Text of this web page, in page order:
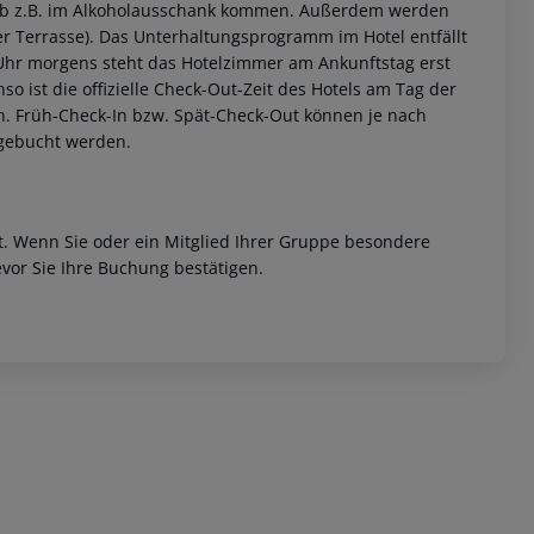
z.B. im Alkoholausschank kommen. Außerdem werden
Terrasse). Das Unterhaltungsprogramm im Hotel entfällt
morgens steht das Hotelzimmer am Ankunftstag erst
ist die offizielle Check-Out-Zeit des Hotels am Tag der
Check-In bzw. Spät-Check-Out können je nach
werden.
Sie oder ein Mitglied Ihrer Gruppe besondere
Sie Ihre Buchung bestätigen.